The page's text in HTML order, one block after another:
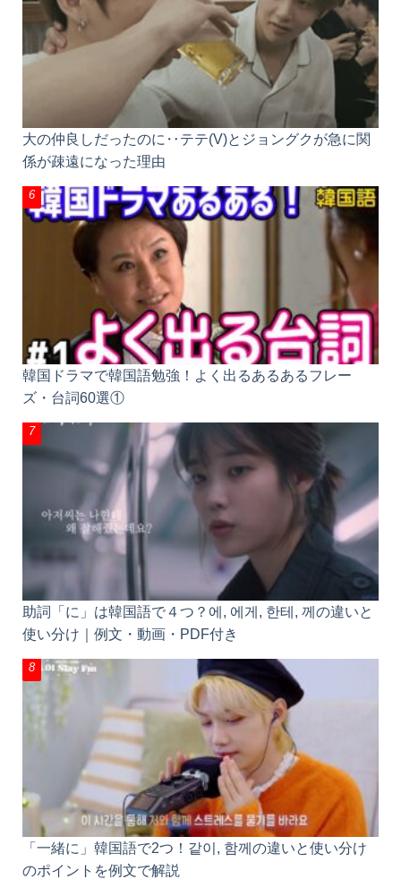
大の仲良しだったのに‥テテ(V)とジョングクが急に関
係が疎遠になった理由
韓国ドラマで韓国語勉強！よく出るあるあるフレー
ズ・台詞60選①
助詞「に」は韓国語で４つ？에, 에게, 한테, 께の違いと
使い分け｜例文・動画・PDF付き
「一緒に」韓国語で2つ！같이, 함께の違いと使い分け
のポイントを例文で解説